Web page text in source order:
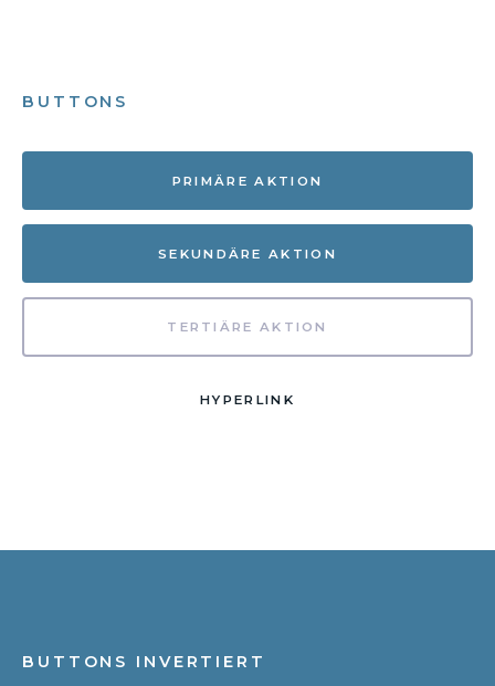
BUTTONS
PRIMÄRE AKTION
SEKUNDÄRE AKTION
TERTIÄRE AKTION
HYPERLINK
BUTTONS INVERTIERT